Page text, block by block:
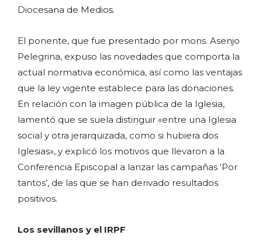
Diocesana de Medios.
El ponente, que fue presentado por mons. Asenjo
Pelegrina, expuso las novedades que comporta la
actual normativa económica, así como las ventajas
que la ley vigente establece para las donaciones.
En relación con la imagen pública de la Iglesia,
lamentó que se suela distinguir «entre una Iglesia
social y otra jerarquizada, como si hubiera dos
Iglesias», y explicó los motivos que llevaron a la
Conferencia Episcopal a lanzar las campañas ‘Por
tantos’, de las que se han derivado resultados
positivos.
Los sevillanos y el IRPF